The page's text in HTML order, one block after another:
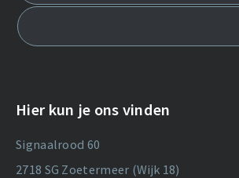
Hier kun je ons vinden
Signaalrood 60
2718 SG Zoetermeer (Wijk 18)